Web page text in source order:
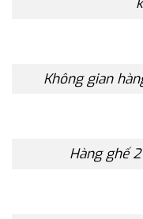
Không gian
Hàng ghế